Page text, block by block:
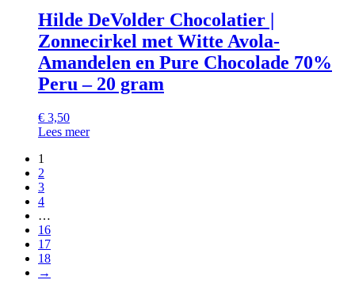
Hilde DeVolder Chocolatier |
Zonnecirkel met Witte Avola-
Amandelen en Pure Chocolade 70%
Peru – 20 gram
€ 3,50
Lees meer
1
2
3
4
…
16
17
18
→